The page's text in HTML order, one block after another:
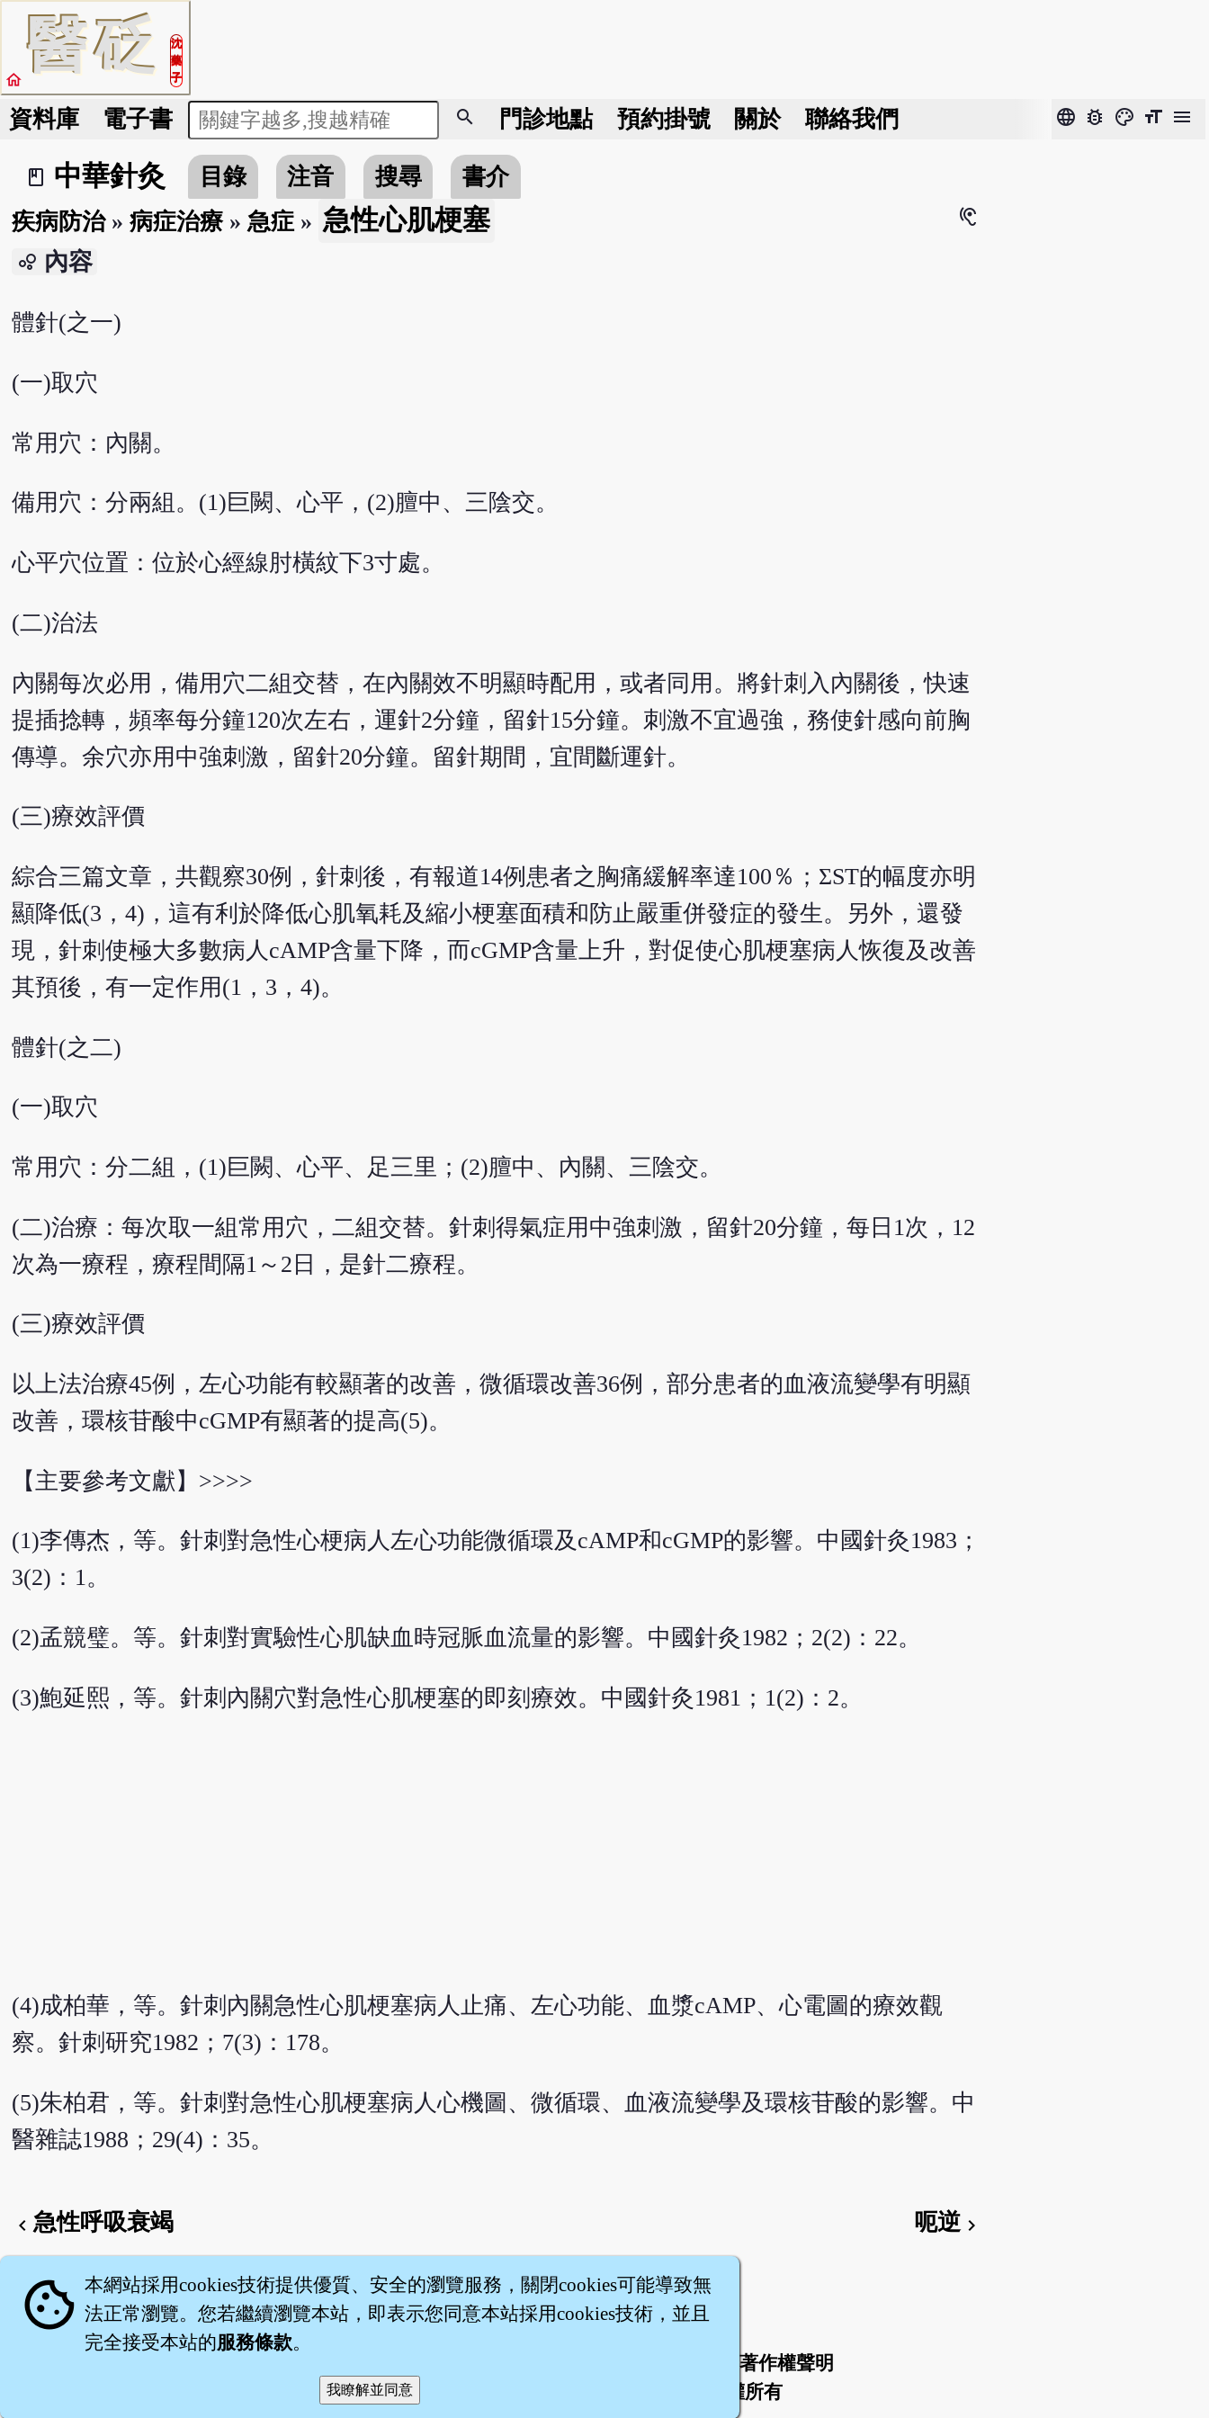
醫砭
沈
藥
子
home
資料庫 電子書 search 門診地點 預約掛號 關於 聯絡我們 language bug_report color_lens format_size menu
book_2
中華針灸 目錄 注音 搜尋
書介
疾病防治» 病症治療» 急症» 急性心肌梗塞 hearing
bubble_chart 內容
體針(之一)
(一)取穴
常用穴：內關。
備用穴：分兩組。(1)巨闕、心平，(2)膻中、三陰交。
心平穴位置：位於心經線肘橫紋下3寸處。
(二)治法
內關每次必用，備用穴二組交替，在內關效不明顯時配用，或者同用。將針刺入內關後，快速
提插捻轉，頻率每分鐘120次左右，運針2分鐘，留針15分鐘。刺激不宜過強，務使針感向前胸
傳導。余穴亦用中強刺激，留針20分鐘。留針期間，宜間斷運針。
(三)療效評價
綜合三篇文章，共觀察30例，針刺後，有報道14例患者之胸痛緩解率達100％；ΣST的幅度亦明
顯降低(3，4)，這有利於降低心肌氧耗及縮小梗塞面積和防止嚴重併發症的發生。另外，還發
現，針刺使極大多數病人cAMP含量下降，而cGMP含量上升，對促使心肌梗塞病人恢復及改善
其預後，有一定作用(1，3，4)。
體針(之二)
(一)取穴
常用穴：分二組，(1)巨闕、心平、足三里；(2)膻中、內關、三陰交。
(二)治療：每次取一組常用穴，二組交替。針刺得氣症用中強刺激，留針20分鐘，每日1次，12
次為一療程，療程間隔1～2日，是針二療程。
(三)療效評價
以上法治療45例，左心功能有較顯著的改善，微循環改善36例，部分患者的血液流變學有明顯
改善，環核苷酸中cGMP有顯著的提高(5)。
【主要參考文獻】>>>>
(1)李傳杰，等。針刺對急性心梗病人左心功能微循環及cAMP和cGMP的影響。中國針灸1983；
3(2)：1。
(2)孟競璧。等。針刺對實驗性心肌缺血時冠脈血流量的影響。中國針灸1982；2(2)：22。
(3)鮑延熙，等。針刺內關穴對急性心肌梗塞的即刻療效。中國針灸1981；1(2)：2。
(4)成柏華，等。針刺內關急性心肌梗塞病人止痛、左心功能、血漿cAMP、心電圖的療效觀
察。針刺研究1982；7(3)：178。
(5)朱柏君，等。針刺對急性心肌梗塞病人心機圖、微循環、血液流變學及環核苷酸的影響。中
醫雜誌1988；29(4)：35。
chevron_left 急性呼吸衰竭 呃逆chevron_right
English version
著作權聲明
著作權所有
cookie 本網站採用cookies技術提供優質、安全的瀏覽服務，關閉cookies可能導致無
法正常瀏覽。您若繼續瀏覽本站，即表示您同意本站採用cookies技術，並且
完全接受本站的服務條款。